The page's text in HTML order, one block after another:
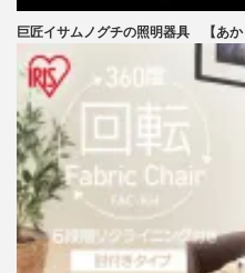
巨匠イサムノグチの照明器具 【あ